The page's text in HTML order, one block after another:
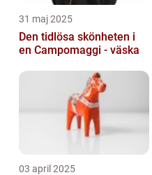
31 maj 2025
Den tidlösa skönheten i
en Campomaggi - väska
03 april 2025